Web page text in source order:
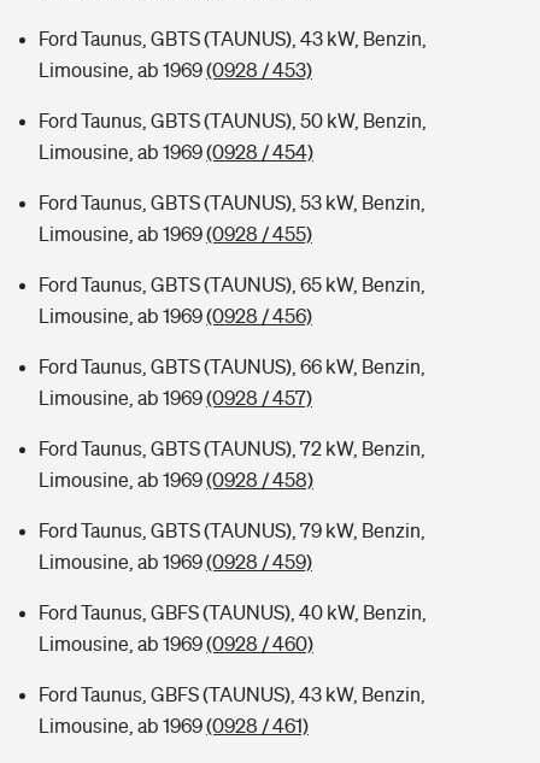
Ford Taunus, GBTS (TAUNUS), 43 kW, Benzin,
Limousine, ab 1969(0928 / 453)
Ford Taunus, GBTS (TAUNUS), 50 kW, Benzin,
Limousine, ab 1969(0928 / 454)
Ford Taunus, GBTS (TAUNUS), 53 kW, Benzin,
Limousine, ab 1969(0928 / 455)
Ford Taunus, GBTS (TAUNUS), 65 kW, Benzin,
Limousine, ab 1969(0928 / 456)
Ford Taunus, GBTS (TAUNUS), 66 kW, Benzin,
Limousine, ab 1969(0928 / 457)
Ford Taunus, GBTS (TAUNUS), 72 kW, Benzin,
Limousine, ab 1969(0928 / 458)
Ford Taunus, GBTS (TAUNUS), 79 kW, Benzin,
Limousine, ab 1969(0928 / 459)
Ford Taunus, GBFS (TAUNUS), 40 kW, Benzin,
Limousine, ab 1969(0928 / 460)
Ford Taunus, GBFS (TAUNUS), 43 kW, Benzin,
Limousine, ab 1969(0928 / 461)